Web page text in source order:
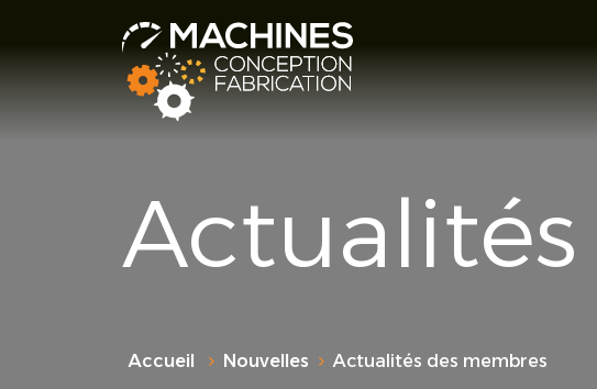
Actualités
Accueil Nouvelles Actualités des membres